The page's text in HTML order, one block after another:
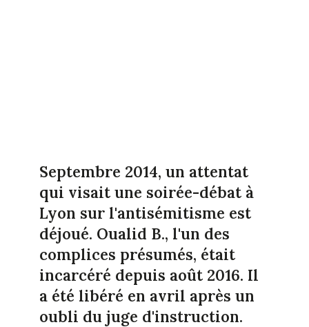
Septembre 2014, un attentat
qui visait une soirée-débat à
Lyon sur l'antisémitisme est
déjoué. Oualid B., l'un des
complices présumés, était
incarcéré depuis août 2016. Il
a été libéré en avril après un
oubli du juge d'instruction.